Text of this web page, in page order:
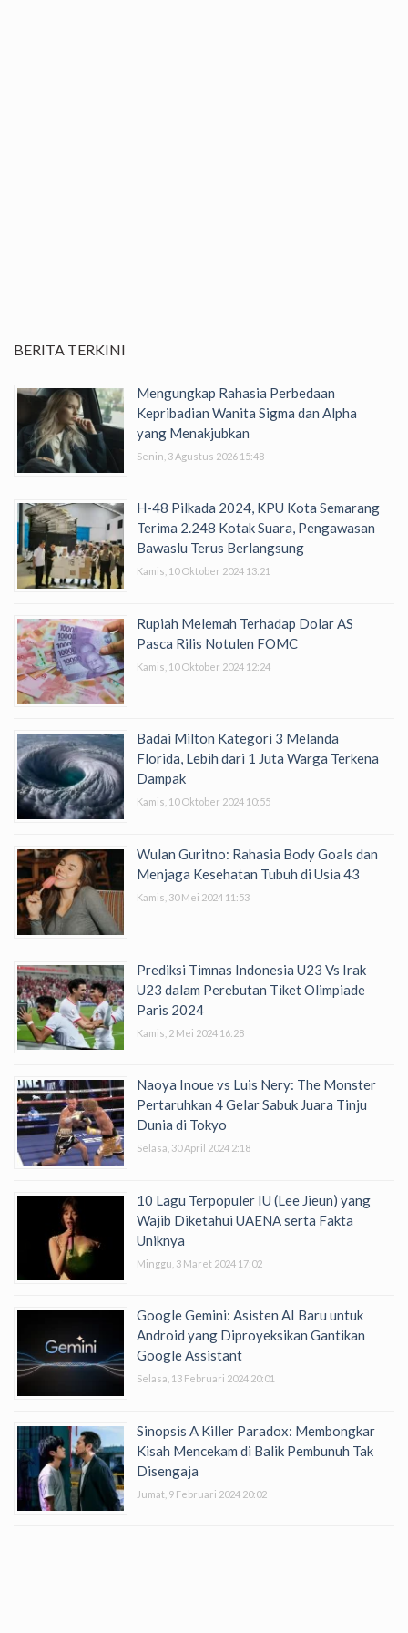
BERITA TERKINI
Mengungkap Rahasia Perbedaan
Kepribadian Wanita Sigma dan Alpha
yang Menakjubkan
Senin, 3 Agustus 2026 15:48
H-48 Pilkada 2024, KPU Kota Semarang
Terima 2.248 Kotak Suara, Pengawasan
Bawaslu Terus Berlangsung
Kamis, 10 Oktober 2024 13:21
Rupiah Melemah Terhadap Dolar AS
Pasca Rilis Notulen FOMC
Kamis, 10 Oktober 2024 12:24
Badai Milton Kategori 3 Melanda
Florida, Lebih dari 1 Juta Warga Terkena
Dampak
Kamis, 10 Oktober 2024 10:55
Wulan Guritno: Rahasia Body Goals dan
Menjaga Kesehatan Tubuh di Usia 43
Kamis, 30 Mei 2024 11:53
Prediksi Timnas Indonesia U23 Vs Irak
U23 dalam Perebutan Tiket Olimpiade
Paris 2024
Kamis, 2 Mei 2024 16:28
Naoya Inoue vs Luis Nery: The Monster
Pertaruhkan 4 Gelar Sabuk Juara Tinju
Dunia di Tokyo
Selasa, 30 April 2024 2:18
10 Lagu Terpopuler IU (Lee Jieun) yang
Wajib Diketahui UAENA serta Fakta
Uniknya
Minggu, 3 Maret 2024 17:02
Google Gemini: Asisten AI Baru untuk
Android yang Diproyeksikan Gantikan
Google Assistant
Selasa, 13 Februari 2024 20:01
Sinopsis A Killer Paradox: Membongkar
Kisah Mencekam di Balik Pembunuh Tak
Disengaja
Jumat, 9 Februari 2024 20:02